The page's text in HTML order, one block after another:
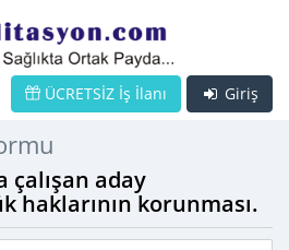
Giriş
ÜCRETSİZ İş İlanı
çalışan aday
haklarının korunması.